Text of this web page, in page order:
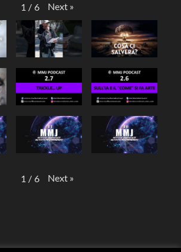
1 / 6 Next »
1 / 6 Next »